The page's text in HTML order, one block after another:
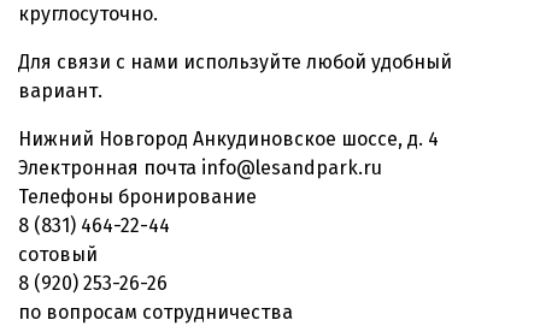
круглосуточно.
Для связи с нами используйте любой удобный
вариант.
Нижний Новгород Анкудиновское шоссе, д. 4
Электронная почта info@lesandpark.ru
Телефоны бронирование
8 (831) 464-22-44
сотовый
8 (920) 253-26-26
по вопросам сотрудничества